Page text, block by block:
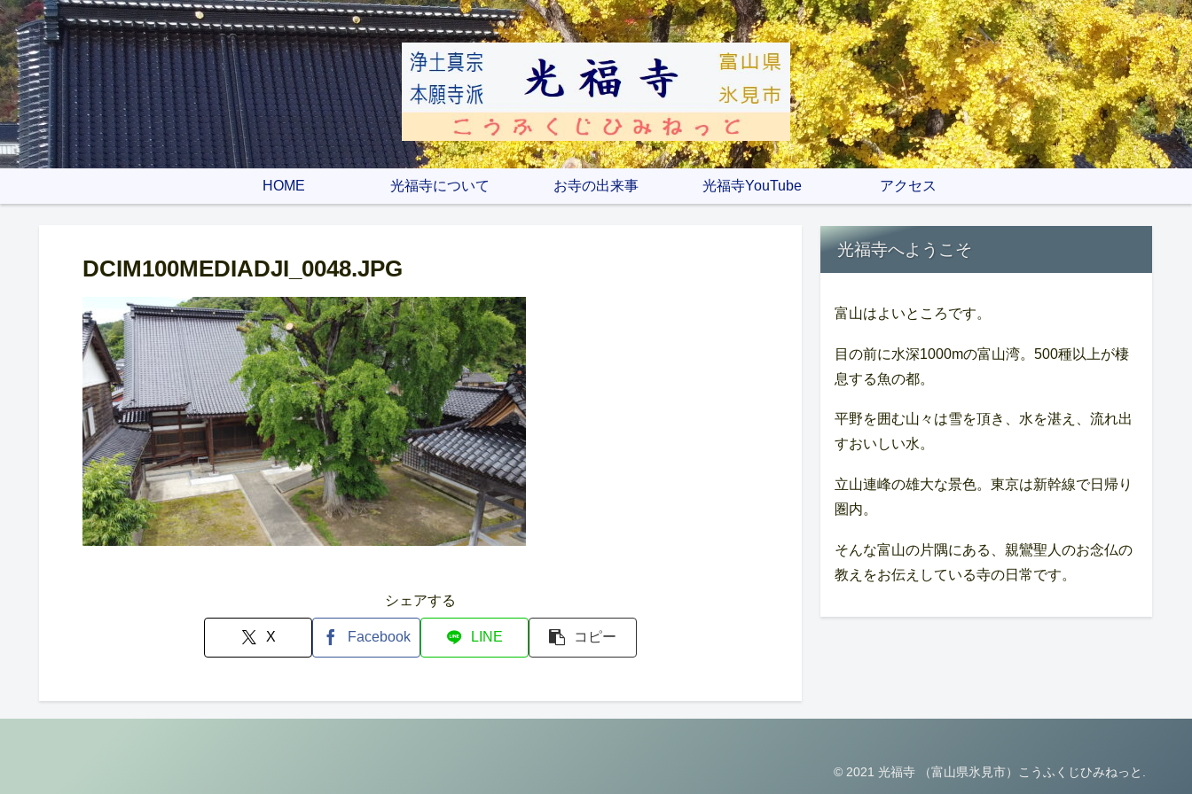
HOME 光福寺について お寺の出来事 光福寺YouTube アクセス
DCIM100MEDIADJI_0048.JPG
シェアする
X Facebook LINE コピー
光福寺へようこそ
富山はよいところです。
目の前に水深1000mの富山湾。500種以上が棲
息する魚の都。
平野を囲む山々は雪を頂き、水を湛え、流れ出
すおいしい水。
立山連峰の雄大な景色。東京は新幹線で日帰り
圏内。
そんな富山の片隅にある、親鸞聖人のお念仏の
教えをお伝えしている寺の日常です。
© 2021 光福寺 （富山県氷見市）こうふくじひみねっと.